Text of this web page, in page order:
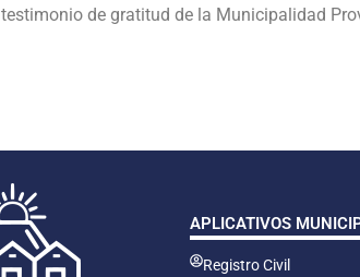
testimonio de gratitud de la Municipalidad
APLICATIVOS
Registro Civil